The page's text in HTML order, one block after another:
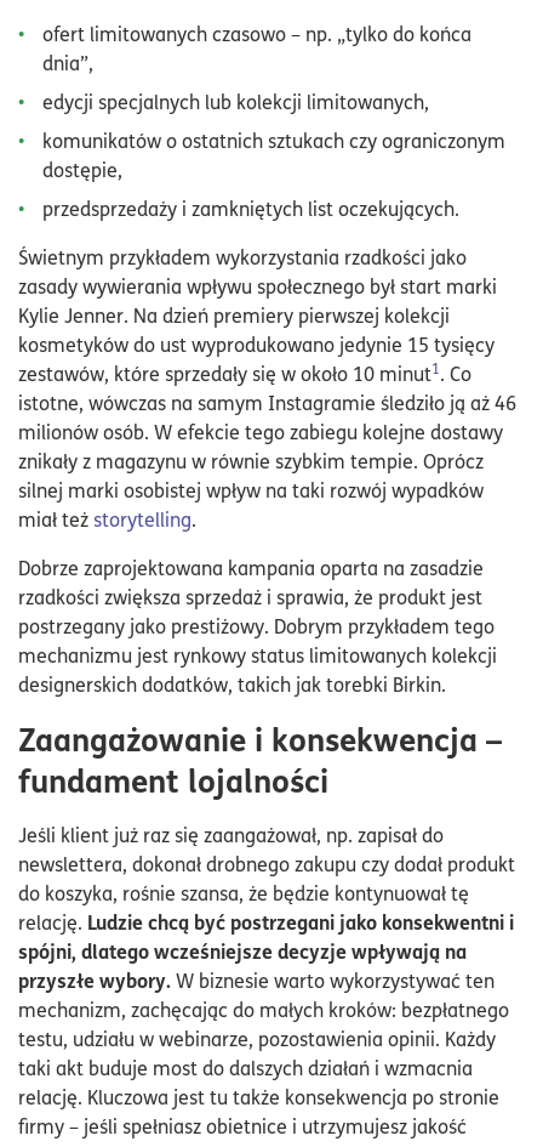
ofert limitowanych czasowo – np. „tylko do końca
dnia”,
edycji specjalnych lub kolekcji limitowanych,
komunikatów o ostatnich sztukach czy ograniczonym
dostępie,
przedsprzedaży i zamkniętych list oczekujących.
Świetnym przykładem wykorzystania rzadkości jako
zasady wywierania wpływu społecznego był start marki
Kylie Jenner. Na dzień premiery pierwszej kolekcji
kosmetyków do ust wyprodukowano jedynie 15 tysięcy
zestawów, które sprzedały się w około 10 minut1. Co
istotne, wówczas na samym Instagramie śledziło ją aż 46
milionów osób. W efekcie tego zabiegu kolejne dostawy
znikały z magazynu w równie szybkim tempie. Oprócz
silnej marki osobistej wpływ na taki rozwój wypadków
miał też storytelling.
Dobrze zaprojektowana kampania oparta na zasadzie
rzadkości zwiększa sprzedaż i sprawia, że produkt jest
postrzegany jako prestiżowy. Dobrym przykładem tego
mechanizmu jest rynkowy status limitowanych kolekcji
designerskich dodatków, takich jak torebki Birkin.
Zaangażowanie i konsekwencja –
fundament lojalności
Jeśli klient już raz się zaangażował, np. zapisał do
newslettera, dokonał drobnego zakupu czy dodał produkt
do koszyka, rośnie szansa, że będzie kontynuował tę
relację. Ludzie chcą być postrzegani jako konsekwentni i
spójni, dlatego wcześniejsze decyzje wpływają na
przyszłe wybory.W biznesie warto wykorzystywać ten
mechanizm, zachęcając do małych kroków: bezpłatnego
testu, udziału w webinarze, pozostawienia opinii. Każdy
taki akt buduje most do dalszych działań i wzmacnia
relację. Kluczowa jest tu także konsekwencja po stronie
firmy – jeśli spełniasz obietnice i utrzymujesz jakość